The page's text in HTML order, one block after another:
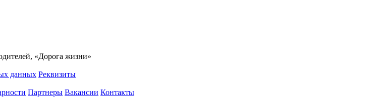
«Дорога жизни»
данных Реквизиты
Партнеры Вакансии Контакты